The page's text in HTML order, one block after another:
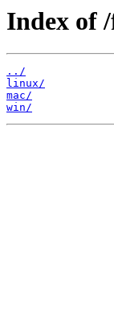
Index of
../
linux/
mac/
win/